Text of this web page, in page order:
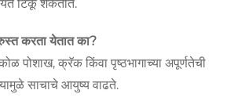
टिकू शकतात.
करता येतात का?
पोशाख, क्रॅक किंवा पृष्ठभागाच्या अपूर्णतेची
साचाचे आयुष्य वाढते.